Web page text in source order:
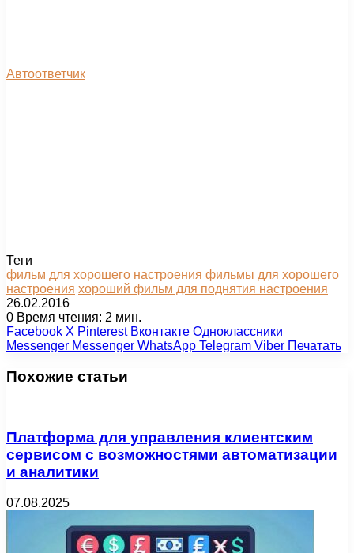
Автоответчик
Теги
фильм для хорошего настроения фильмы для хорошего
настроения хороший фильм для поднятия настроения
26.02.2016
0 Время чтения: 2 мин.
Facebook X Pinterest Вконтакте Одноклассники
Messenger Messenger WhatsApp Telegram Viber Печатать
Похожие статьи
Платформа для управления клиентским
сервисом с возможностями автоматизации
и аналитики
07.08.2025